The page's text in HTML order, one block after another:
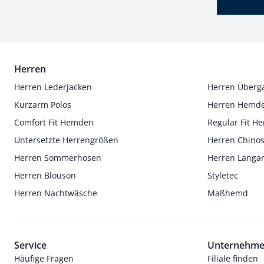
Herren
Herren Lederjacken
Herren
Kurzarm Polos
Herren
Comfort Fit Hemden
Regular Fit
Untersetzte Herrengrößen
Herren Chinos
Herren Sommerhosen
Herren
Herren Blouson
Styletec
Herren Nachtwäsche
Maßhemd
Service
Häufige Fragen Filiale finden